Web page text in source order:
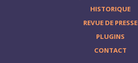
HISTORIQUE
REVUE DE PRESSE
PLUGINS
CONTACT